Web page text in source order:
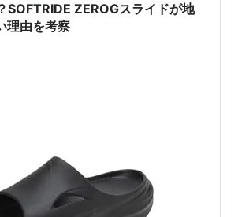
SOFTRIDE ZEROGスライドが地
理由を考察